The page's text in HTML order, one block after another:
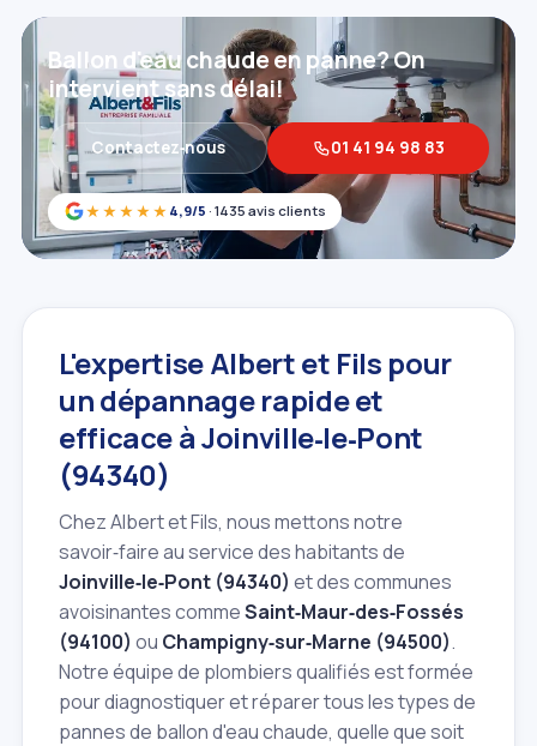
★★★★★ 4,9/5 · 1435 avis clients
Ballon d'eau chaude en panne? On
intervient sans délai!
Contactez‑nous 01 41 94 98 83
L'expertise Albert et Fils pour
un dépannage rapide et
efficace à Joinville‑le‑Pont
(94340)
Chez Albert et Fils, nous mettons notre
savoir‑faire au service des habitants de
Joinville‑le‑Pont (94340) et des communes
avoisinantes commeSaint‑Maur‑des‑Fossés
(94100) ou Champigny‑sur‑Marne (94500).
Notre équipe de plombiers qualifiés est formée
pour diagnostiquer et réparer tous les types de
pannes de ballon d'eau chaude, quelle que soit